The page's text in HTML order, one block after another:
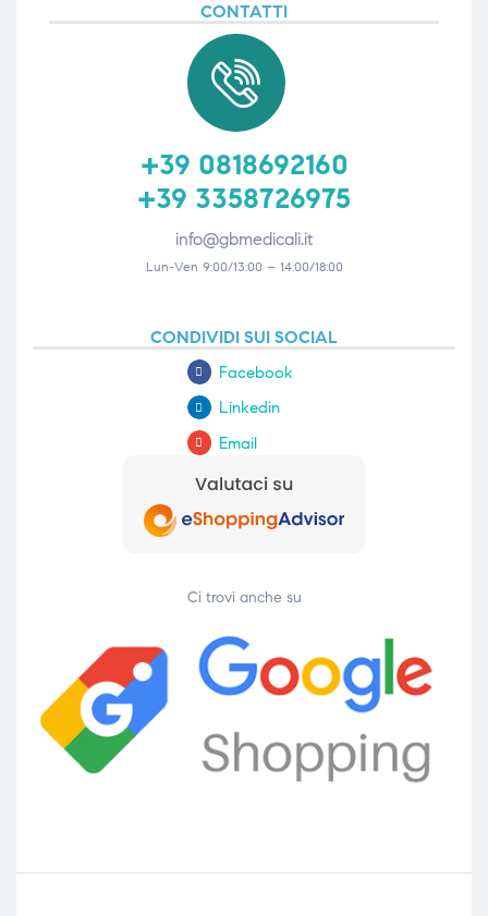
CONTATTI
+39 0818692160
+39 3358726975
info@gbmedicali.it
Lun-Ven 9:00/13:00 – 14:00/18:00
CONDIVIDI SUI SOCIAL
Facebook
Linkedin
Email
Ci trovi anche su